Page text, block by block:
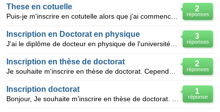
2
réponses
These en cotuelle
3
réponses
Inscription en Doctorat en physique
2
réponses
Inscription en thèse de doctorat
1
réponse
Inscription doctorat